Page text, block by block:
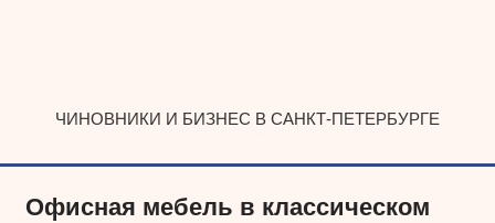
ЧИНОВНИКИ И БИЗНЕС В САНКТ-ПЕТЕРБУРГЕ
Офисная мебель в классическом